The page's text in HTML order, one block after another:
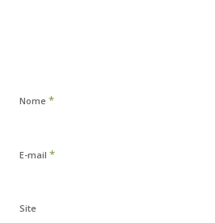
Nome *
E-mail *
Site